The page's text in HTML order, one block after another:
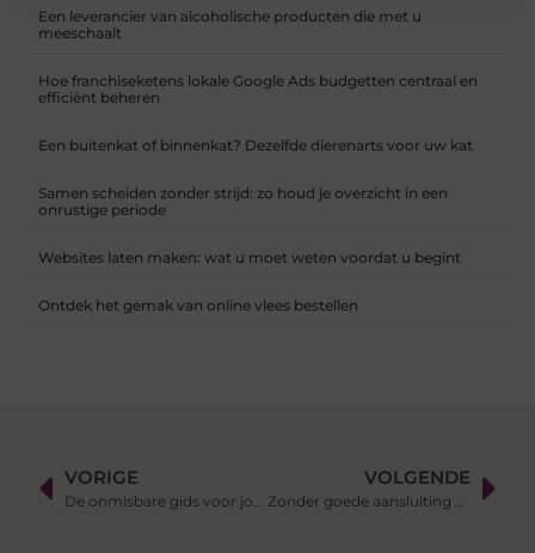
Een leverancier van alcoholische producten die met u
meeschaalt
Hoe franchiseketens lokale Google Ads budgetten centraal en
efficiënt beheren
Een buitenkat of binnenkat? Dezelfde dierenarts voor uw kat
Samen scheiden zonder strijd: zo houd je overzicht in een
onrustige periode
Websites laten maken: wat u moet weten voordat u begint
Ontdek het gemak van online vlees bestellen
VORIGE
De onmisbare gids voor jouw eerste pooltafel
VOLGENDE
Zonder goede aansluiting geen stabiele verbinding